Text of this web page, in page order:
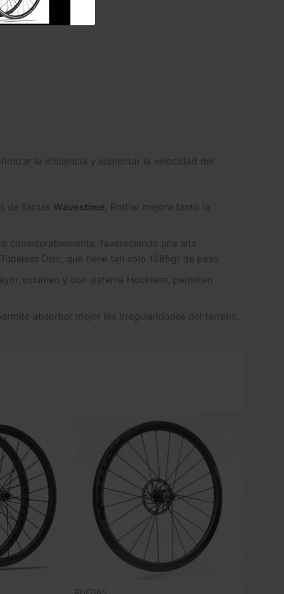
la eficiencia y aumentar la velocidad del
de llantas Wavestime , Rothar mejora tanto la
considerablemente, favoreciendo una alta
Disc, que tiene tan solo 1285gr de peso
volumen y con sistema Hookless, permiten
absorber mejor las irregularidades del terreno,
RUEDAS